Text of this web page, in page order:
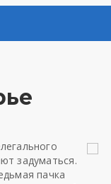
задуматься.
пачка